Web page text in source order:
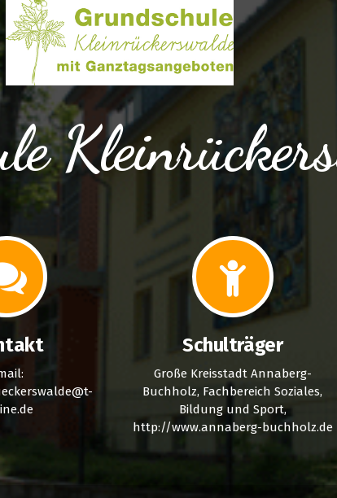
Schulträger
Große Kreisstadt Annaberg-
Buchholz, Fachbereich Soziales,
Bildung und Sport,
http://www.annaberg-buchholz.de